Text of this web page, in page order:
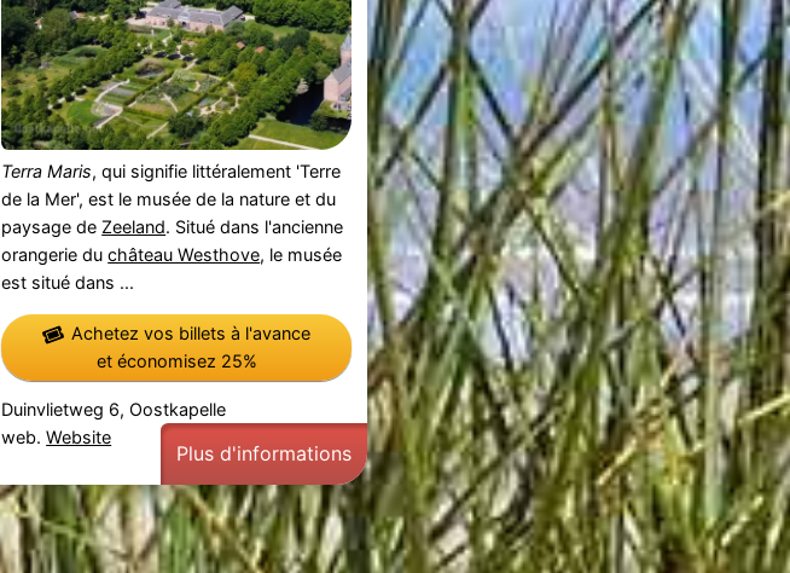
Terra Maris, qui signifie littéralement 'Terre
de la Mer', est le musée de la nature et du
paysage deZeeland. Situé dans l'ancienne
orangerie duchâteau Westhove, le musée
est situé dans ...
Achetez vos billets à l'avance
et économisez 25%
Duinvlietweg 6, Oostkapelle
web.Website
Plus d'informations